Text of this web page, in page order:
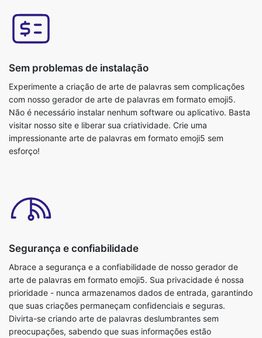
Sem problemas de instalação
Experimente a criação de arte de palavras sem complicações
com nosso gerador de arte de palavras em formato emoji5.
Não é necessário instalar nenhum software ou aplicativo. Basta
visitar nosso site e liberar sua criatividade. Crie uma
impressionante arte de palavras em formato emoji5 sem
esforço!
Segurança e confiabilidade
Abrace a segurança e a confiabilidade de nosso gerador de
arte de palavras em formato emoji5. Sua privacidade é nossa
prioridade - nunca armazenamos dados de entrada, garantindo
que suas criações permaneçam confidenciais e seguras.
Divirta-se criando arte de palavras deslumbrantes sem
preocupações, sabendo que suas informações estão